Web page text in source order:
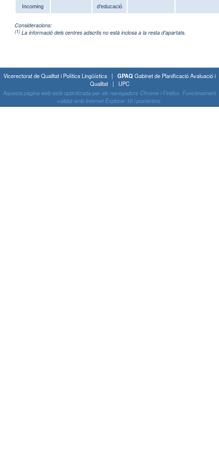
Incoming
d'educació
Consideracions:
(1) La informació dels centres adscrits no està inclosa a la resta d'apartats.
Vicerectorat de Qualitat i Política Lingüística | GPAQGabinet de Planificació Avaluació i
Qualitat | UPC
Aquesta pàgina web està optimitzada per als navegadors Chrome i Firefox. Funcionament
validat amb Internet Explorer 10 i posteriors.